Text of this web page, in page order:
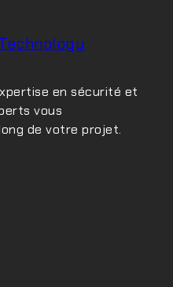
en sécurité et
vous
de votre projet.